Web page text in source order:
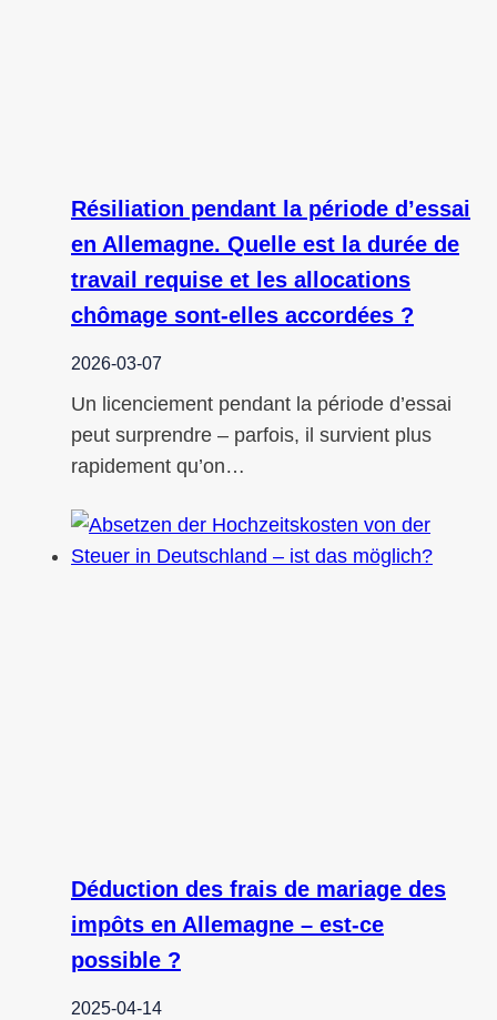
Résiliation pendant la période d’essai
en Allemagne. Quelle est la durée de
travail requise et les allocations
chômage sont-elles accordées ?
2026-03-07
Un licenciement pendant la période d’essai
peut surprendre – parfois, il survient plus
rapidement qu’on…
Déduction des frais de mariage des
impôts en Allemagne – est-ce
possible ?
2025-04-14